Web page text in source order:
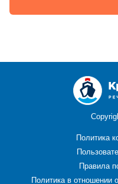
Политика
Правила
Политика в отношении